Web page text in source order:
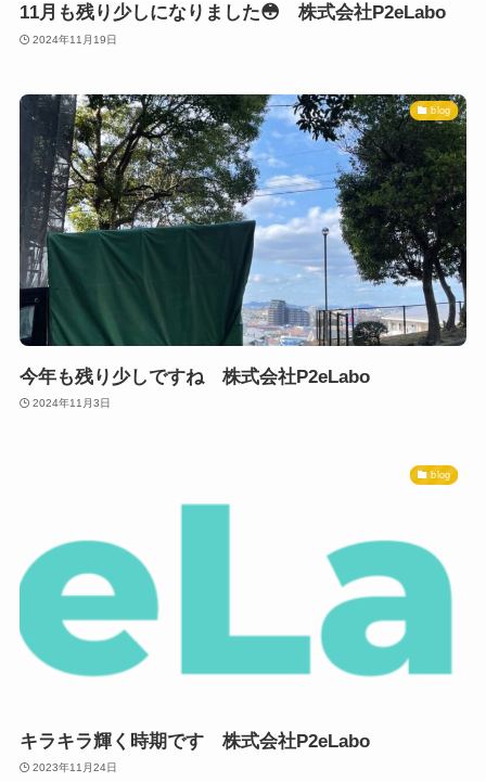
11月も残り少しになりました😳 株式会社P2eLabo
2024年11月19日
blog
今年も残り少しですね 株式会社P2eLabo
2024年11月3日
blog
キラキラ輝く時期です 株式会社P2eLabo
2023年11月24日